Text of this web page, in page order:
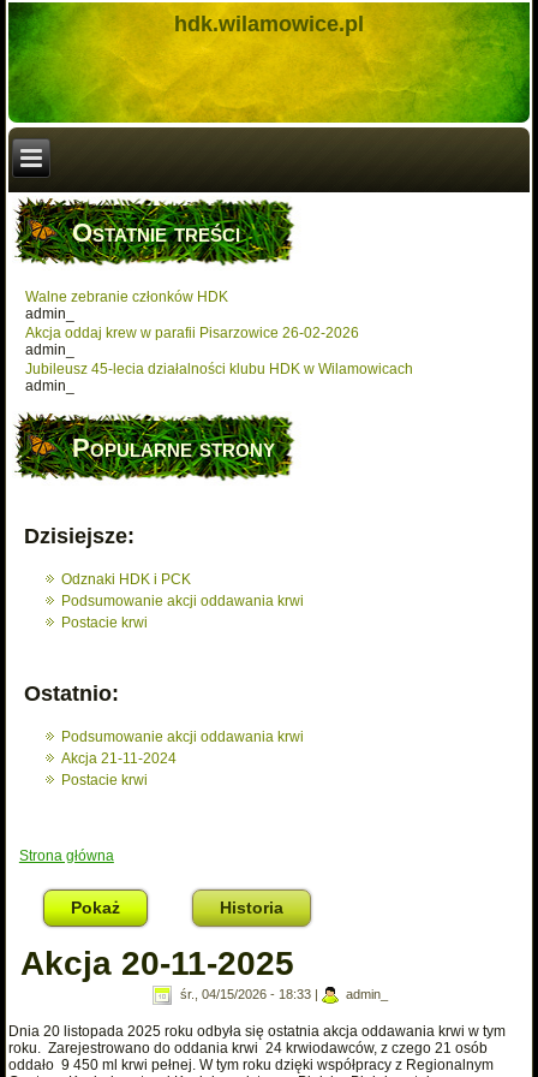
hdk.wilamowice.pl
Ostatnie treści
Walne zebranie członków HDK
admin_
Akcja oddaj krew w parafii Pisarzowice 26-02-2026
admin_
Jubileusz 45-lecia działalności klubu HDK w Wilamowicach
admin_
Popularne strony
Dzisiejsze:
Odznaki HDK i PCK
Podsumowanie akcji oddawania krwi
Postacie krwi
Ostatnio:
Podsumowanie akcji oddawania krwi
Akcja 21-11-2024
Postacie krwi
Jesteś tutaj
Strona główna
Pokaż(aktywna karta)Historia
Akcja 20-11-2025
śr., 04/15/2026 - 18:33| admin_
Dnia 20 listopada 2025 roku odbyła się ostatnia akcja oddawania krwi w tym
roku. Zarejestrowano do oddania krwi 24 krwiodawców, z czego 21 osób
oddało 9 450 ml krwi pełnej. W tym roku dzięki współpracy z Regionalnym